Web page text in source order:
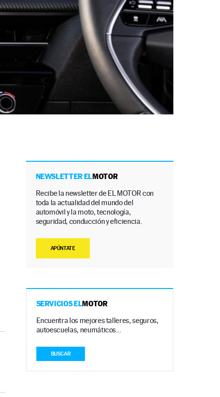
NEWSLETTER ELMOTOR
Recibe la newsletter de EL MOTOR con
toda la actualidad del mundo del
automóvil y la moto, tecnología,
seguridad, conducción y eficiencia.
APÚNTATE
SERVICIOS ELMOTOR
Encuentra los mejores talleres, seguros,
autoescuelas, neumáticos…
BUSCAR